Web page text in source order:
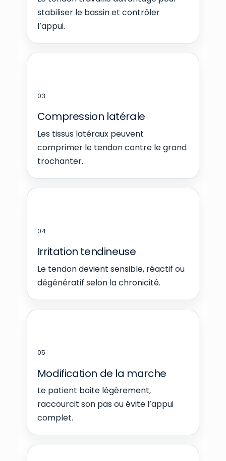
stabiliser le bassin et contrôler
l’appui.
03
Compression latérale
Les tissus latéraux peuvent
comprimer le tendon contre le grand
trochanter.
04
Irritation tendineuse
Le tendon devient sensible, réactif ou
dégénératif selon la chronicité.
05
Modification de la marche
Le patient boite légèrement,
raccourcit son pas ou évite l’appui
complet.